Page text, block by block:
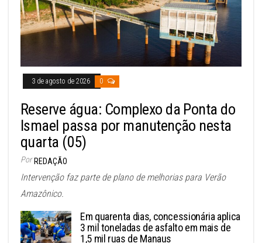
3 de agosto de 2026 0
Reserve água: Complexo da Ponta do
Ismael passa por manutenção nesta
quarta (05)
Por REDAÇÃO
Intervenção faz parte de plano de melhorias para Verão
Amazônico.
Em quarenta dias, concessionária aplica
3 mil toneladas de asfalto em mais de
1,5 mil ruas de Manaus